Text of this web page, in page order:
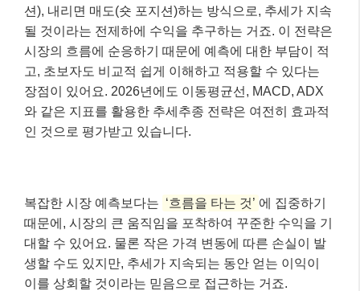
션), 내리면 매도(숏 포지션)하는 방식으로, 추세가 지속
될 것이라는 전제하에 수익을 추구하는 거죠. 이 전략은
시장의 흐름에 순응하기 때문에 예측에 대한 부담이 적
고, 초보자도 비교적 쉽게 이해하고 적용할 수 있다는
장점이 있어요. 2026년에도 이동평균선, MACD, ADX
와 같은 지표를 활용한 추세추종 전략은 여전히 효과적
인 것으로 평가받고 있습니다.
복잡한 시장 예측보다는 ‘흐름을 타는 것’ 에 집중하기
때문에, 시장의 큰 움직임을 포착하여 꾸준한 수익을 기
대할 수 있어요. 물론 작은 가격 변동에 따른 손실이 발
생할 수도 있지만, 추세가 지속되는 동안 얻는 이익이
이를 상회할 것이라는 믿음으로 접근하는 거죠.